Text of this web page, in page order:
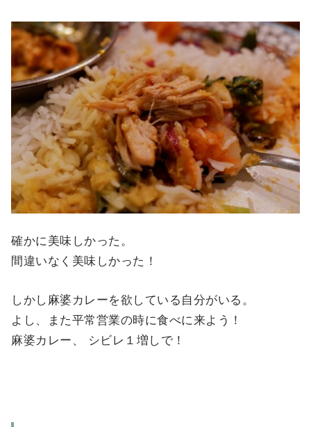
確かに美味しかった。
間違いなく美味しかった！
しかし麻婆カレーを欲している自分がいる。
よし、また平常営業の時に食べに来よう！
麻婆カレー、 シビレ１増しで！